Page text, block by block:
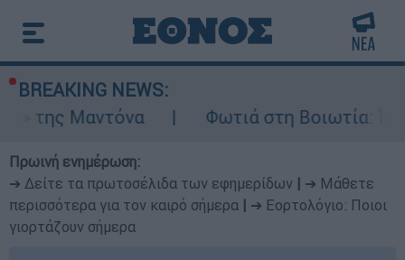
BREAKING NEWS:
Φωτιά στη Βοιωτία: Ίση με έξι
Πρωινή ενημέρωση:
➔ Δείτε τα πρωτοσέλιδα των εφημερίδων
➔ Μάθετε
περισσότερα για τον καιρό σήμερα
➔ Εορτολόγιο: Ποιοι
γιορτάζουν σήμερα